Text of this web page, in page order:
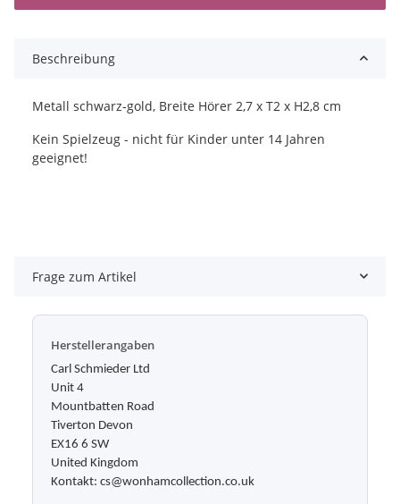
Beschreibung
Metall schwarz-gold, Breite Hörer 2,7 x T2 x H2,8 cm
Kein Spielzeug - nicht für Kinder unter 14 Jahren
geeignet!
Frage zum Artikel
Herstellerangaben
Carl Schmieder Ltd
Unit 4
Mountbatten Road
Tiverton Devon
EX16 6 SW
United Kingdom
Kontakt: cs@wonhamcollection.co.uk